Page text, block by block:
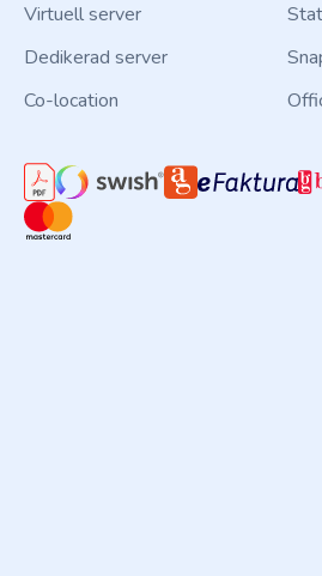
Virtuell server
Dedikerad server
Co-location